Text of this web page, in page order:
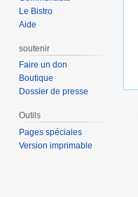
Le Bistro
Aide
soutenir
Faire un don
Boutique
Dossier de presse
Outils
Pages spéciales
Version imprimable